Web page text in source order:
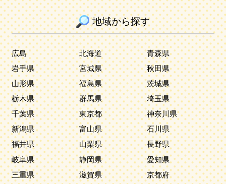
地域から探す
広島 北海道
青森県
岩手県
宮城県
秋田県
山形県
福島県
茨城県
栃木県
群馬県
埼玉県
千葉県
東京都
神奈川県
新潟県
富山県
石川県
福井県
山梨県
長野県
岐阜県
静岡県
愛知県
三重県
滋賀県
京都府